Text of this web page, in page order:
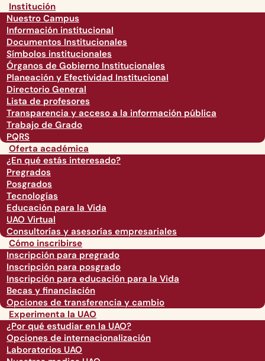
Institución
Nuestro Campus
Información institucional
Documentos Institucionales
Símbolos institucionales
Órganos de Gobierno Institucionales
Planeación y Efectividad Institucional
Directorio General
Lista de profesores
Transparencia y acceso a la información pública
Trabajo de Grado
PQRS
Oferta académica
¿En qué estás interesado?
Pregrados
Posgrados
Tecnologías
Educación para la Vida
UAO Virtual
Consultorías y asesorías empresariales
Cómo inscribirse
Inscripción para pregrado
Inscripción para posgrado
Inscripción para educación para la Vida
Becas y financiación
Opciones de transferencia y cambio
Experimenta la UAO
¿Por qué estudiar en la UAO?
Opciones de internacionalización
Laboratorios UAO